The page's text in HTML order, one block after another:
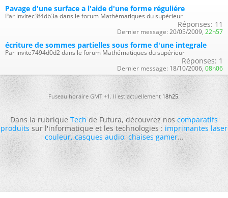
Pavage d'une surface a l'aide d'une forme réguliére
Par invitec3f4db3a dans le forum Mathématiques du supérieur
Réponses: 11
Dernier message: 20/05/2009, 22h57
écriture de sommes partielles sous forme d'une integrale
Par invite7494d0d2 dans le forum Mathématiques du supérieur
Réponses: 1
Dernier message: 18/10/2006, 08h06
Fuseau horaire GMT +1. Il est actuellement18h25.
Dans la rubriqueTechde Futura, découvrez noscomparatifs
produitssur l'informatique et les technologies :imprimantes laser
couleur,casques audio,chaises gamer...